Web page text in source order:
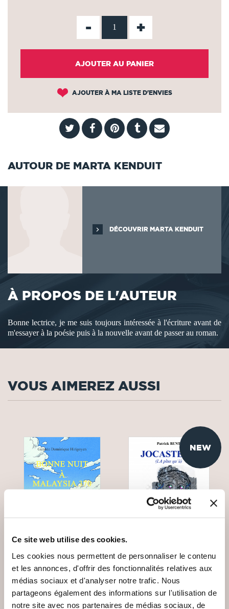
Ce site web utilise des cookies.
Les cookies nous permettent de personnaliser le contenu
et les annonces, d'offrir des fonctionnalités relatives aux
médias sociaux et d'analyser notre trafic. Nous
partageons également des informations sur l'utilisation de
notre site avec nos partenaires de médias sociaux, de
- +
AJOUTER AU PANIER
AJOUTER À MA LISTE D'ENVIES
AUTOUR DE MARTA KENDUIT
DÉCOUVRIR MARTA KENDUIT
À PROPOS DE L'AUTEUR
Bonne lectrice, je me suis toujours intéressée à l'écriture avant de
m'essayer à la poésie puis à la nouvelle avant de passer au roman.
VOUS AIMEREZ AUSSI
(2 avis)
HIRIGOYEN
NEW
Patrick BENT